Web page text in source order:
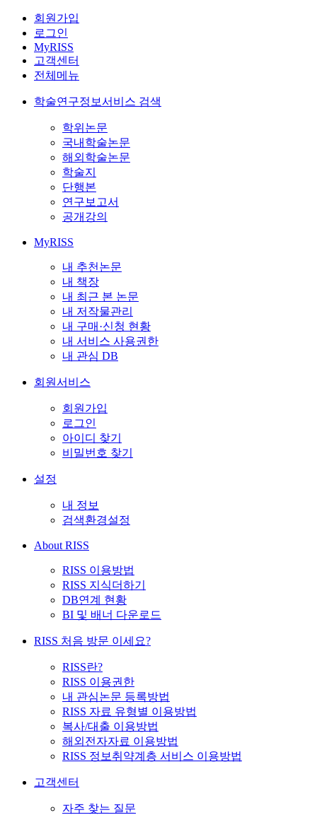
회원가입
로그인
MyRISS
고객센터
전체메뉴
학술연구정보서비스 검색
학위논문
국내학술논문
해외학술논문
학술지
단행본
연구보고서
공개강의
MyRISS
내 추천논문
내 책장
내 최근 본 논문
내 저작물관리
내 구매·신청 현황
내 서비스 사용권한
내 관심 DB
회원서비스
회원가입
로그인
아이디 찾기
비밀번호 찾기
설정
내 정보
검색환경설정
About RISS
RISS 이용방법
RISS 지식더하기
DB연계 현황
BI 및 배너 다운로드
RISS 처음 방문 이세요?
RISS란?
RISS 이용권한
내 관심논문 등록방법
RISS 자료 유형별 이용방법
복사/대출 이용방법
해외전자자료 이용방법
RISS 정보취약계층 서비스 이용방법
고객센터
자주 찾는 질문